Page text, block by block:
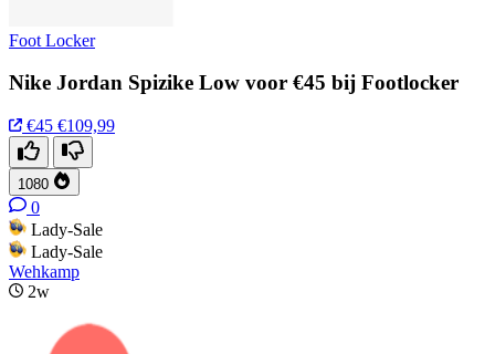
Foot Locker
Nike Jordan Spizike Low voor €45 bij Footlocker
€45 €109,99
1080
0
Lady-Sale
Lady-Sale
Wehkamp
2w